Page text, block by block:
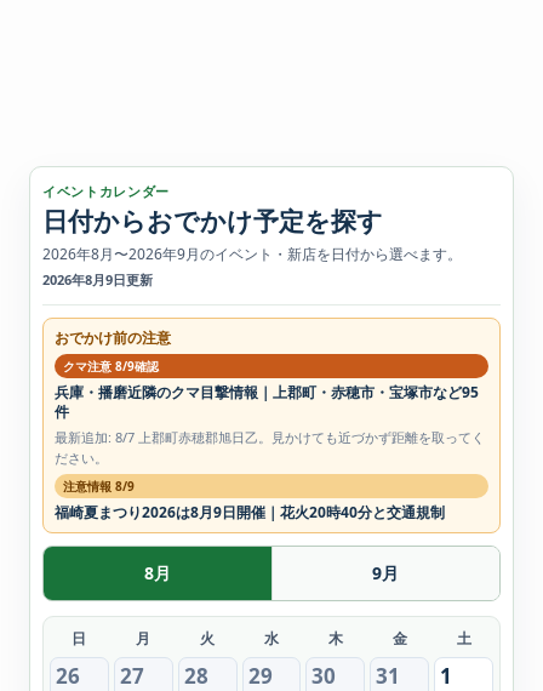
イベントカレンダー
日付からおでかけ予定を探す
2026年8月〜2026年9月のイベント・新店を日付から選べます。
2026年8月9日更新
おでかけ前の注意
クマ注意 8/9確認
兵庫・播磨近隣のクマ目撃情報｜上郡町・赤穂市・宝塚市など95
件
最新追加: 8/7 上郡町赤穂郡旭日乙。見かけても近づかず距離を取ってく
ださい。
注意情報 8/9
福崎夏まつり2026は8月9日開催｜花火20時40分と交通規制
8月 9月
日 月 火 水 木 金 土
26 27 28 29 30 31 1